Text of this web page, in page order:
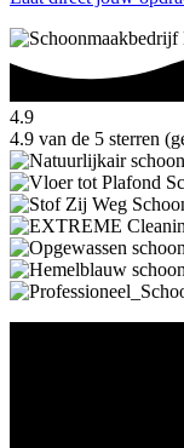
4.9
4.9 van de 5 sterren